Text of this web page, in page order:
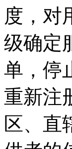
度，对
级确定
单，停
重新注
区、直